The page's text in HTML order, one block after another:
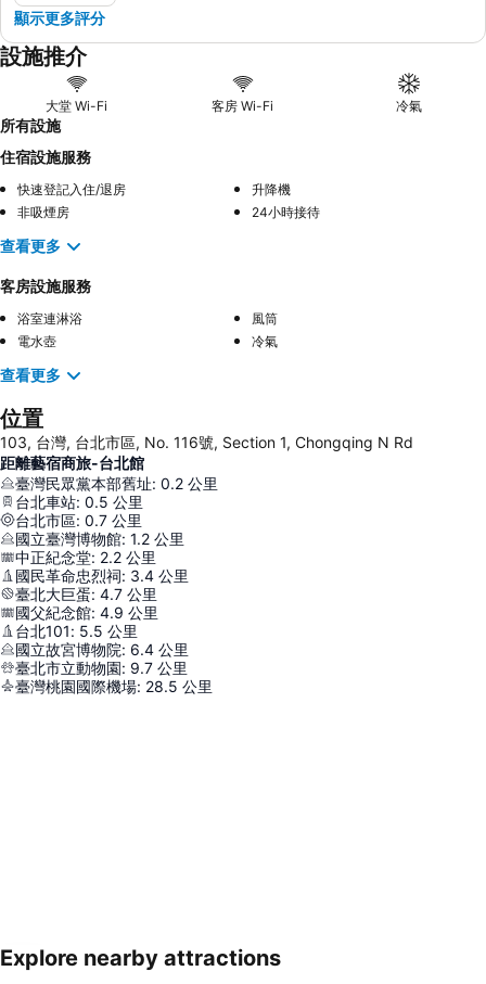
顯示更多評分
設施推介
大堂 Wi-Fi 客房 Wi-Fi 冷氣
所有設施
住宿設施服務
快速登記入住/退房
升降機
非吸煙房
24小時接待
查看更多
客房設施服務
浴室連淋浴
風筒
電水壺
冷氣
查看更多
位置
103, 台灣, 台北市區, No. 116號, Section 1, Chongqing N Rd
距離藝宿商旅-台北館
臺灣民眾黨本部舊址: 0.2 公里
台北車站: 0.5 公里
台北市區: 0.7 公里
國立臺灣博物館: 1.2 公里
中正紀念堂: 2.2 公里
國民革命忠烈祠: 3.4 公里
臺北大巨蛋: 4.7 公里
國父紀念館: 4.9 公里
台北101: 5.5 公里
國立故宮博物院: 6.4 公里
臺北市立動物園: 9.7 公里
臺灣桃園國際機場: 28.5 公里
展開地圖
Explore nearby attractions